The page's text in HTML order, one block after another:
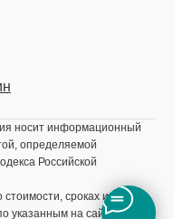
носит информационный
определяемой
Российской
сроках и
указанным на сайте